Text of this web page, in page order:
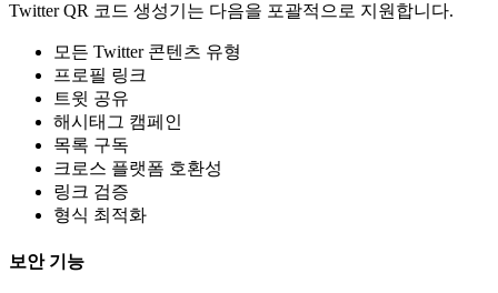
Twitter QR 코드 생성기는 다음을 포괄적으로 지원합니다.
모든 Twitter 콘텐츠 유형
프로필 링크
트윗 공유
해시태그 캠페인
목록 구독
크로스 플랫폼 호환성
링크 검증
형식 최적화
보안 기능